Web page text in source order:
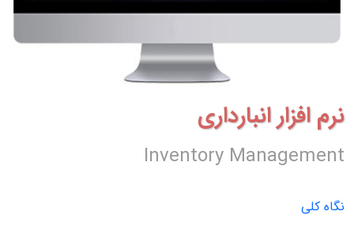
نرم افزار انبارداری
Inventory Management
نگاه کلی